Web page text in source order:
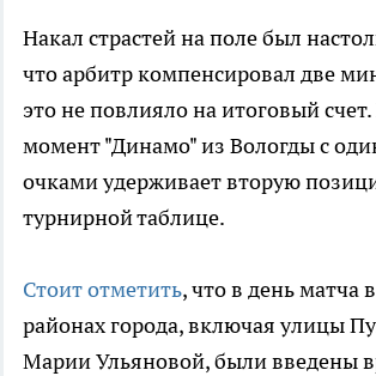
Накал страстей на поле был
что арбитр компенсировал две
это не повлияло на итоговый
момент "Динамо" из Вологды с
очками удерживает вторую
турнирной таблице.
Стоит отметить, что в день матча
районах города, включая улицы
Марии Ульяновой, были введены